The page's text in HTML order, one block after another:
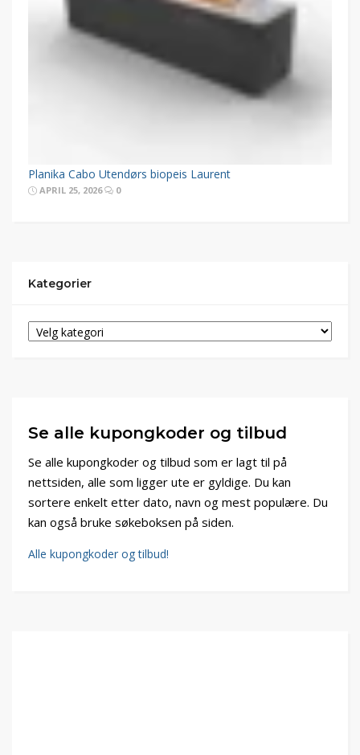
Planika Cabo Utendørs biopeis Laurent
APRIL 25, 2026 0
Kategorier
Se alle kupongkoder og tilbud
Se alle kupongkoder og tilbud som er lagt til på
nettsiden, alle som ligger ute er gyldige. Du kan
sortere enkelt etter dato, navn og mest populære. Du
kan også bruke søkeboksen på siden.
Alle kupongkoder og tilbud!